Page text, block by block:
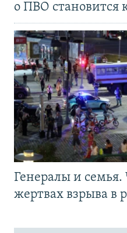
о ПВО становится
Генералы и семья.
жертвах взрыва в